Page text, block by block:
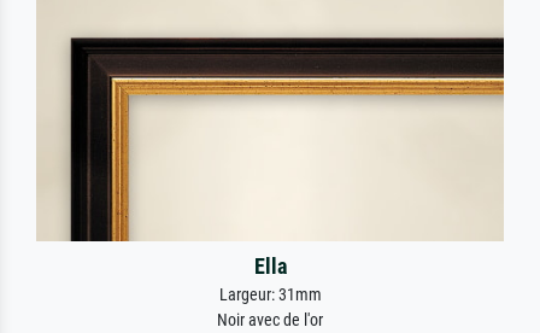
Ella
Largeur: 31mm
Noir avec de l'or